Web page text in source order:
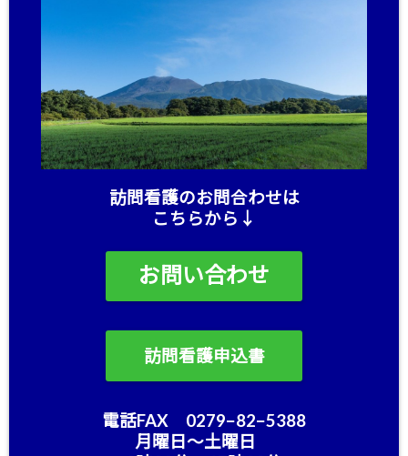
訪問看護のお問合わせは
こちらから↓
お問い合わせ
訪問看護申込書
電話FAX 0279−82−5388
月曜日〜土曜日